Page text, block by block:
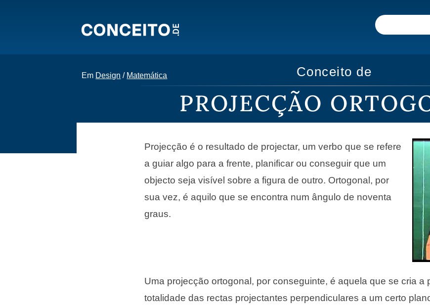
Em Design / Matemática Conceito de
PROJECÇÃO
Projecção é o resultado de projectar, um verbo que se refere
a guiar algo para a frente, planificar ou conseguir que um
objecto seja visível sobre a figura de outro. Ortogonal, por
sua vez, é aquilo que se encontra num ângulo de noventa
graus.
Uma projecção ortogonal, por conseguinte, é aquela que se cria a
totalidade das rectas projectantes perpendiculares a um certo